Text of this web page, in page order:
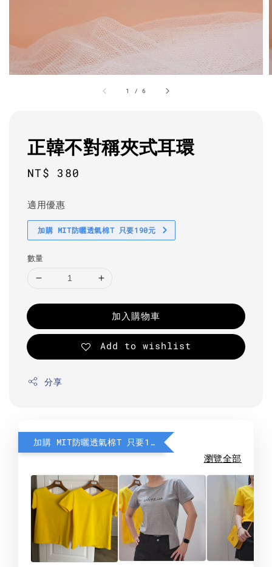
1 /6
正韓不對稱夾式耳環
Regular
NT$ 380
適用優惠
加購 MIT防曬透氣棉T 只要190元
數量
加入購物車
Add to wishlist
分享
加購 MIT防曬透氣棉T 只要190元
瀏覽全部